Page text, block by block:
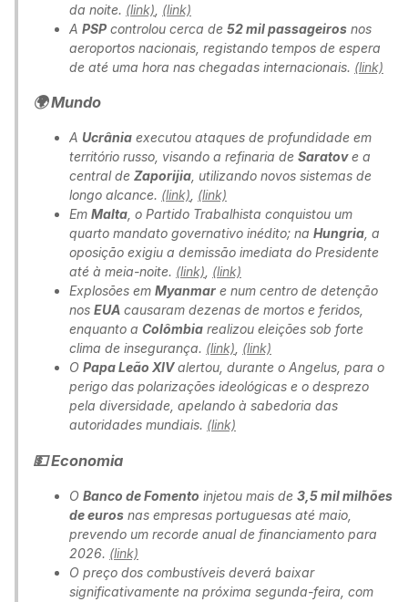
da noite. (link) (link)
A PSP controlou cerca de 52 mil passageiros nos
aeroportos nacionais, registando tempos de espera
de até uma hora nas chegadas internacionais. (link)
🌍 Mundo
A Ucrânia executou ataques de profundidade em
território russo, visando a refinaria de Saratove a
central de Zaporijia , utilizando novos sistemas de
longo alcance. (link) (link)
Em Malta , o Partido Trabalhista conquistou um
quarto mandato governativo inédito; na Hungria , a
oposição exigiu a demissão imediata do Presidente
até à meia-noite. (link) (link)
Explosões em Myanmar e num centro de detenção
nos EUA causaram dezenas de mortos e feridos,
enquanto a Colômbia realizou eleições sob forte
clima de insegurança. (link) (link)
O Papa Leão XIValertou, durante o Angelus, para o
perigo das polarizações ideológicas e o desprezo
pela diversidade, apelando à sabedoria das
autoridades mundiais. (link)
💵 Economia
O Banco de Fomento injetou mais de 3,5 mil milhões
de euros nas empresas portuguesas até maio,
prevendo um recorde anual de financiamento para
2026. (link)
O preço dos combustíveis deverá baixar
significativamente na próxima segunda-feira, com